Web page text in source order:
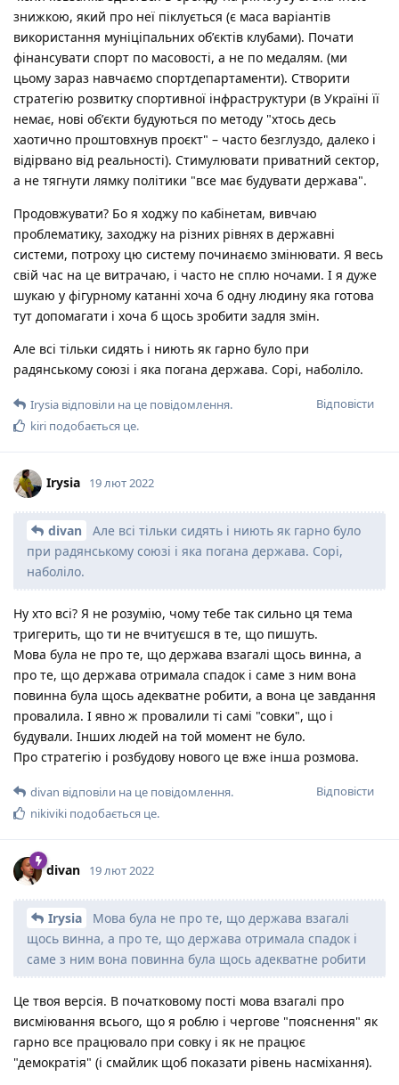
знижкою, який про неї піклується (є маса варіантів
використання муніціпальних обʼєктів клубами). Почати
фінансувати спорт по масовості, а не по медалям. (ми
цьому зараз навчаємо спортдепартаменти). Створити
стратегію розвитку спортивної інфраструктури (в Україні її
немає, нові обʼєкти будуються по методу "хтось десь
хаотично проштовхнув проєкт" – часто безглуздо, далеко і
відірвано від реальності). Стимулювати приватний сектор,
а не тягнути лямку політики "все має будувати держава".
Продовжувати? Бо я ходжу по кабінетам, вивчаю
проблематику, заходжу на різних рівнях в державні
системи, потроху цю систему починаємо змінювати. Я весь
свій час на це витрачаю, і часто не сплю ночами. І я дуже
шукаю у фігурному катанні хоча б одну людину яка готова
тут допомагати і хоча б щось зробити задля змін.
Але всі тільки сидять і ниють як гарно було при
радянському союзі і яка погана держава. Сорі, наболіло.
Відповісти
Irysia відповіли на це повідомлення.
kiri подобається це.
Irysia 19 лют 2022
divan
Але всі тільки сидять і ниють як гарно було
при радянському союзі і яка погана держава. Сорі,
наболіло.
Ну хто всі? Я не розумію, чому тебе так сильно ця тема
тригерить, що ти не вчитуєшся в те, що пишуть.
Мова була не про те, що держава взагалі щось винна, а
про те, що держава отримала спадок і саме з ним вона
повинна була щось адекватне робити, а вона це завдання
провалила. І явно ж провалили ті самі "совки", що і
будували. Інших людей на той момент не було.
Про стратегію і розбудову нового це вже інша розмова.
Відповісти
divan відповіли на це повідомлення.
nikiviki подобається це.
divan 19 лют 2022
Irysia
Мова була не про те, що держава взагалі
щось винна, а про те, що держава отримала спадок і
саме з ним вона повинна була щось адекватне робити
Це твоя версія. В початковому пості мова взагалі про
висміювання всього, що я роблю і чергове "пояснення" як
гарно все працювало при совку і як не працює
"демократія" (і смайлик щоб показати рівень насміхання).